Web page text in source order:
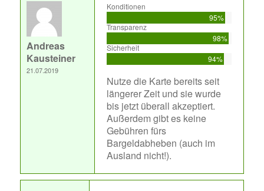
Andreas
Kausteiner
21.07.2019
Konditionen
95%
Transparenz
98%
Sicherheit
94%
Nutze die Karte bereits seit
längerer Zeit und sie wurde
bis jetzt überall akzeptiert.
Außerdem gibt es keine
Gebühren fürs
Bargeldabheben (auch im
Ausland nicht!).